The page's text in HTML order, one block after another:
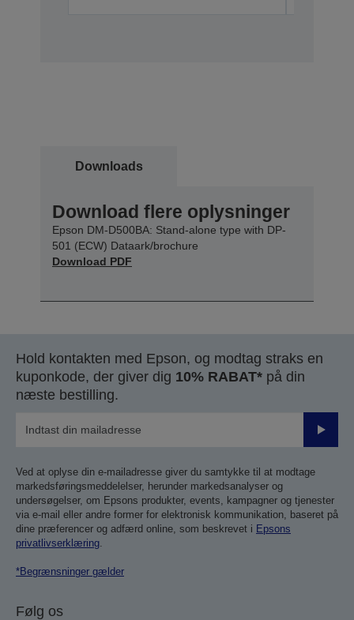
Downloads
Download flere oplysninger
Epson DM-D500BA: Stand-alone type with DP-
501 (ECW) Dataark/brochure
Download PDF
Hold kontakten med Epson, og modtag straks en
kuponkode, der giver dig 10% RABAT* på din
næste bestilling.
Send
Ved at oplyse din e-mailadresse giver du samtykke til at modtage
markedsføringsmeddelelser, herunder markedsanalyser og
undersøgelser, om Epsons produkter, events, kampagner og tjenester
via e-mail eller andre former for elektronisk kommunikation, baseret på
dine præferencer og adfærd online, som beskrevet i Epsons
privatlivserklæring
*Begrænsninger gælder
Følg os